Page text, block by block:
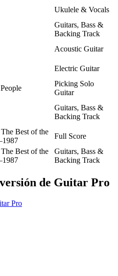
Ukulele & Vocals
Guitars, Bass &
Backing Track
Acoustic Guitar
Electric Guitar
Picking Solo
Guitar
Guitars, Bass &
Backing Track
Best of the
Full Score
Best of the
Guitars, Bass &
Backing Track
de Guitar Pro
Pro